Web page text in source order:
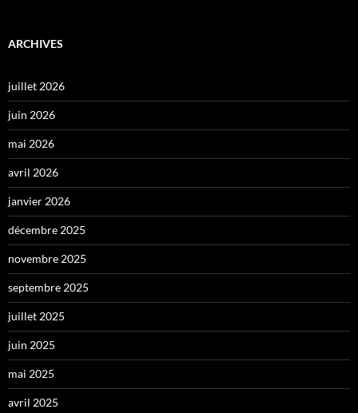
ARCHIVES
juillet 2026
juin 2026
mai 2026
avril 2026
janvier 2026
décembre 2025
novembre 2025
septembre 2025
juillet 2025
juin 2025
mai 2025
avril 2025